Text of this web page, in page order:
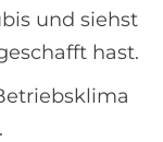
und siehst
hast.